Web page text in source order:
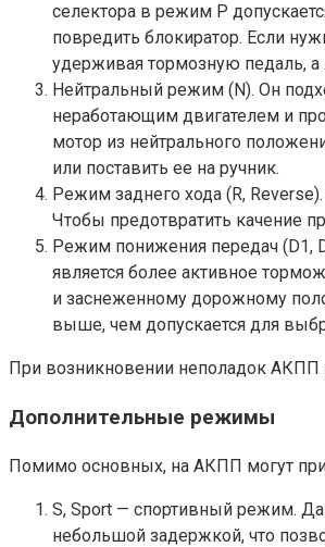
селектора в режим P
повредить блокиратор. Если
удерживая тормозную педаль,
Нейтральный режим (N). Он
неработающим двигателем и
мотор из нейтрального
или поставить ее на ручник.
Режим заднего хода (R,
Чтобы предотвратить качение
Режим понижения передач (D1,
является более активное
и заснеженному дорожному
выше, чем допускается для
При возникновении неполадок АКПП
Дополнительные режимы
Помимо основных, на АКПП могут
S, Sport — спортивный режим.
небольшой задержкой, что